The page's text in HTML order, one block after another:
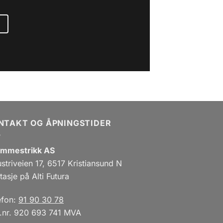
OG ÅPNINGSTIDER
AS
17, 6517 Kristiansund N
på Alti Futura
91 90 30 78
920 693 741 MVA